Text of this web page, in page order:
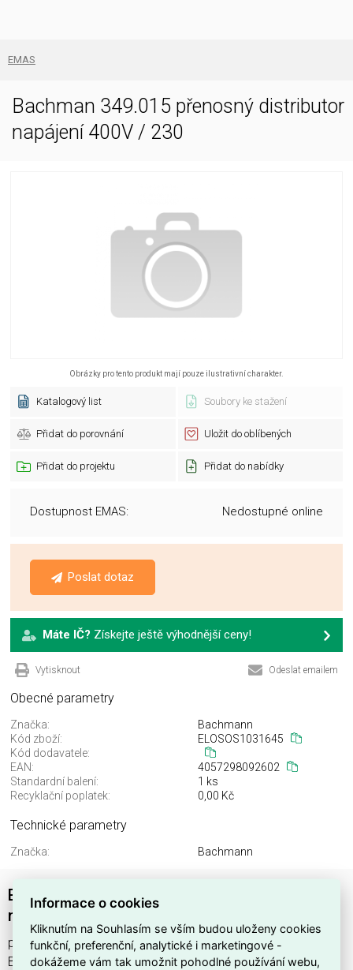
EMAS
Bachman 349.015 přenosný distributor
napájení 400V / 230
Obrázky pro tento produkt mají pouze ilustrativní charakter.
Katalogový list Soubory ke stažení
Přidat do porovnání Uložit do oblíbených
Přidat do projektu Přidat do nabídky
Dostupnost EMAS: Nedostupné online
Poslat dotaz
Máte IČ? Získejte ještě výhodnější ceny!
Vytisknout Odeslat emailem
Obecné parametry
Značka:
Bachmann
Kód zboží:
ELOSOS1031645
Kód dodavatele:
EAN:
4057298092602
Standardní balení:
1 ks
Recyklační poplatek:
0,00 Kč
Technické parametry
Značka: Bachmann
Bachman 349.015 přenosný distributor
napájení 400V / 230
přenosný distributor napájení 400V / 230 , výrobce
Bachmann, EAN 4057298092602, kód dodavatele .
Informace o cookies
Kliknutím na Souhlasím se vším budou uloženy cookies
funkční, preferenční, analytické i marketingové -
dokážeme vám tak umožnit pohodlné používání webu,